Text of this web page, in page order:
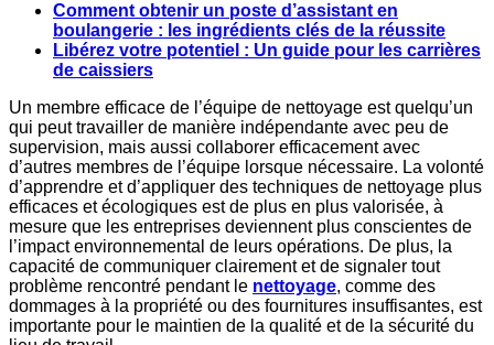
Comment obtenir un poste d’assistant en
boulangerie : les ingrédients clés de la réussite
Libérez votre potentiel : Un guide pour les carrières
de caissiers
Un membre efficace de l’équipe de nettoyage est quelqu’un
qui peut travailler de manière indépendante avec peu de
supervision, mais aussi collaborer efficacement avec
d’autres membres de l’équipe lorsque nécessaire. La volonté
d’apprendre et d’appliquer des techniques de nettoyage plus
efficaces et écologiques est de plus en plus valorisée, à
mesure que les entreprises deviennent plus conscientes de
l’impact environnemental de leurs opérations. De plus, la
capacité de communiquer clairement et de signaler tout
problème rencontré pendant le nettoyage, comme des
dommages à la propriété ou des fournitures insuffisantes, est
importante pour le maintien de la qualité et de la sécurité du